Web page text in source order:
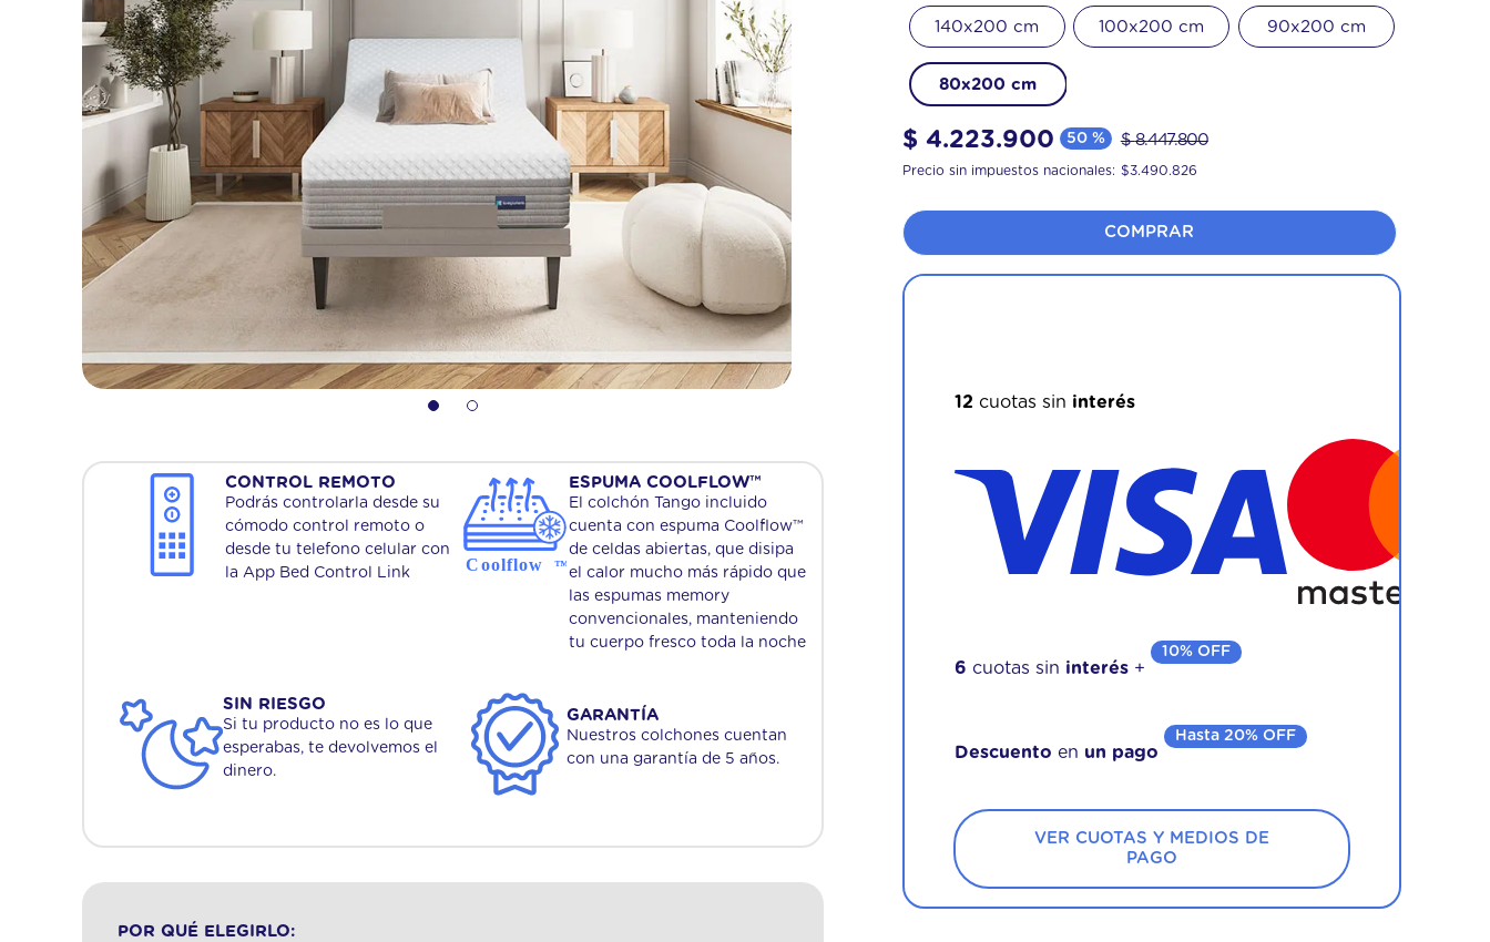
CONTROL REMOTO
Podrás controlarla desde su
cómodo control remoto o
desde tu telefono celular con
la App Bed Control Link
ESPUMA COOLFLOW™
El colchón Tango incluido
cuenta con espuma Coolflow™
de celdas abiertas, que disipa
el calor mucho más rápido que
las espumas memory
convencionales, manteniendo
tu cuerpo fresco toda la noche
SIN RIESGO
Si tu producto no es lo que
esperabas, te devolvemos el
dinero.
GARANTÍA
Nuestros colchones cuentan
con una garantía de 5 años.
POR QUÉ ELEGIRLO:
140x200 cm 100x200 cm 90x200 cm
80x200 cm
$ 4.223.900 50 % $ 8.447.800
Precio sin impuestos nacionales: $3.490.826
COMPRAR
12 cuotas sin interés
6 cuotas sin interés+
10% OFF
Descuento en un pago
Hasta 20% OFF
VER CUOTAS Y MEDIOS DE
PAGO
10. base